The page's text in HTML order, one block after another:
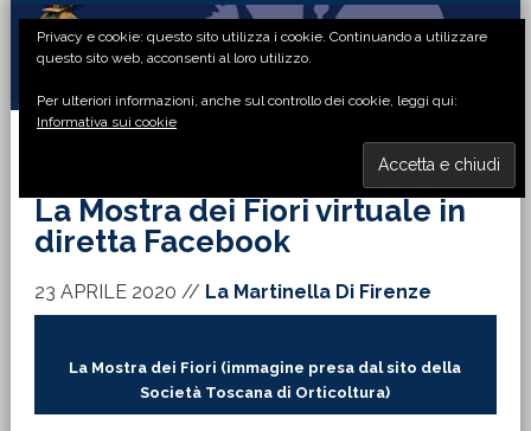
Passa
primaria
Passa
principale
Passa
laterale
Passa
di
La Mostra dei Fiori virtuale in
diretta Facebook
23 APRILE 2020 // La Martinella Di Firenze
La Mostra dei Fiori (immagine presa dal sito della
Società Toscana di Orticoltura)
Privacy e cookie: questo sito utilizza i cookie. Continuando a utilizzare
questo sito web, acconsenti al loro utilizzo.
Per ulteriori informazioni, anche sul controllo dei cookie, leggi qui:
Informativa sui cookie